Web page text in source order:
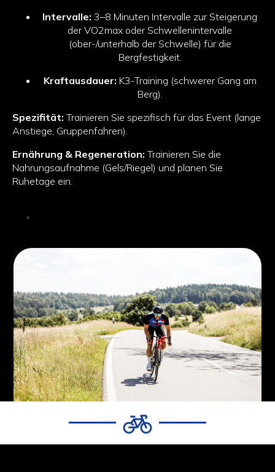
Intervalle: 3–8 Minuten Intervalle zur Steigerung
der VO2max oder Schwellenintervalle
(ober-/unterhalb der Schwelle) für die
Bergfestigkeit.
Kraftausdauer: K3-Training (schwerer Gang am
Berg).
Spezifität: Trainieren Sie spezifisch für das Event (lange
Anstiege, Gruppenfahren).
Ernährung & Regeneration: Trainieren Sie die
Nahrungsaufnahme (Gels/Riegel) und planen Sie
Ruhetage ein.